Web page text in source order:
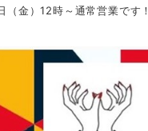
金）12時～通常営業です！